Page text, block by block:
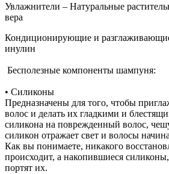
Увлажнители – Натуральные
вера
Кондиционирующие и
инулин
Бесполезные компоненты шампуня:
• Силиконы
Предназначены для того, чтобы
волос и делать их гладкими и
силикона на поврежденный волос,
силикон отражает свет и волосы
Как вы понимаете, никакого
происходит, а накопившиеся
портят их.